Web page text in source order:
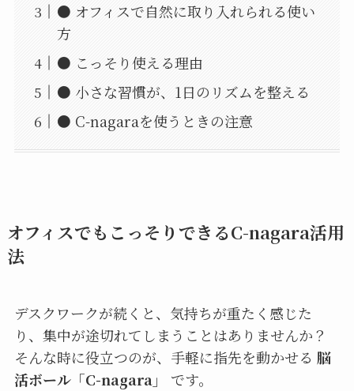
● オフィスで自然に取り入れられる使い
方
● こっそり使える理由
● 小さな習慣が、1日のリズムを整える
● C-nagaraを使うときの注意
オフィスでもこっそりできるC-nagara活用
法
デスクワークが続くと、気持ちが重たく感じた
り、集中が途切れてしまうことはありませんか？
そんな時に役立つのが、手軽に指先を動かせる 脳
活ボール「C-nagara」
です。